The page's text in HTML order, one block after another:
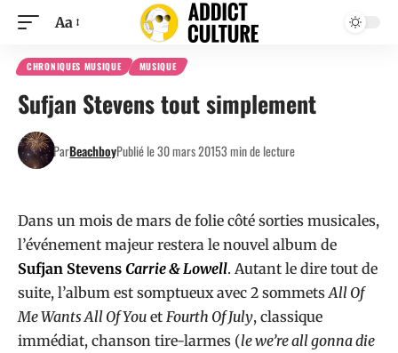
Aa
CHRONIQUES MUSIQUE MUSIQUE
Sufjan Stevens tout simplement
ParBeachboyPublié le 30 mars 20153 min de lecture
Dans un mois de mars de folie côté sorties musicales,
l’événement majeur restera le nouvel album de
Sufjan Stevens Carrie & Lowell. Autant le dire tout de
suite, l’album est somptueux avec 2 sommetsAll Of
Me Wants All Of You et Fourth Of July, classique
immédiat, chanson tire-larmes (le we’re all gonna die